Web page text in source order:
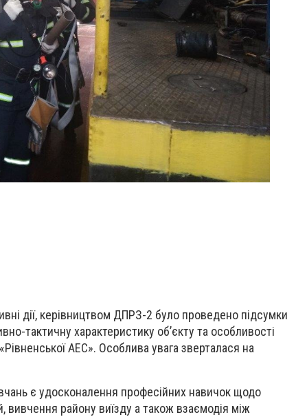
дії, керівництвом ДПРЗ-2 було проведено підсумки
тактичну характеристику об’єкту та особливості
АЕС». Особлива увага зверталася на
є удосконалення професійних навичок щодо
вивчення району виїзду а також взаємодія між